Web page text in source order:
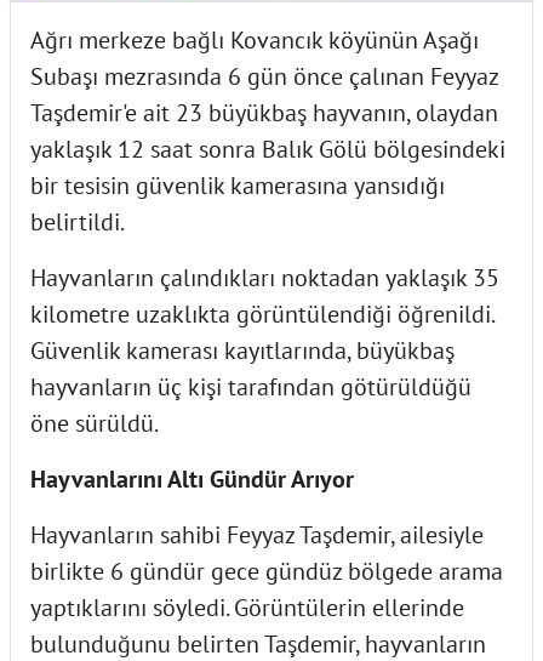
Ağrı merkeze bağlı Kovancık köyünün Aşağı
Subaşı mezrasında 6 gün önce çalınan Feyyaz
Taşdemir'e ait 23 büyükbaş hayvanın, olaydan
yaklaşık 12 saat sonra Balık Gölü bölgesindeki
bir tesisin güvenlik kamerasına yansıdığı
belirtildi.
Hayvanların çalındıkları noktadan yaklaşık 35
kilometre uzaklıkta görüntülendiği öğrenildi.
Güvenlik kamerası kayıtlarında, büyükbaş
hayvanların üç kişi tarafından götürüldüğü
öne sürüldü.
Hayvanlarını Altı Gündür Arıyor
Hayvanların sahibi Feyyaz Taşdemir, ailesiyle
birlikte 6 gündür gece gündüz bölgede arama
yaptıklarını söyledi. Görüntülerin ellerinde
bulunduğunu belirten Taşdemir, hayvanların